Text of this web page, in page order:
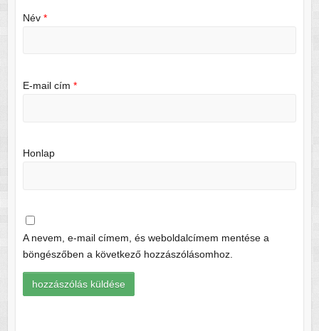
Név *
E-mail cím *
Honlap
A nevem, e-mail címem, és weboldalcímem mentése a
böngészőben a következő hozzászólásomhoz.